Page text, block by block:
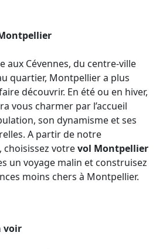
aux Cévennes, du centre-ville
quartier, Montpellier a plus
découvrir. En été ou en hiver,
vous charmer par l’accueil
son dynamisme et ses
A partir de notre
choisissez votrevol Montpellier
un voyage malin et construisez
moins chers à Montpellier.
voir